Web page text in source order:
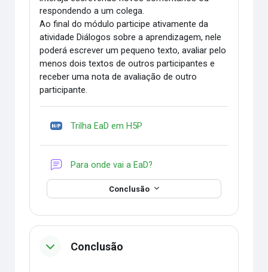
respondendo a um colega.
Ao final do móduloparticipe ativamente da
atividade Diálogos sobre a aprendizagem, nele
poderá escrever um pequeno texto, avaliar pelo
menos dois textos de outros participantes e
receber uma nota de avaliação de outro
participante.
Trilha EaD em H5P
Para onde vai a EaD?
Conclusão
Conclusão